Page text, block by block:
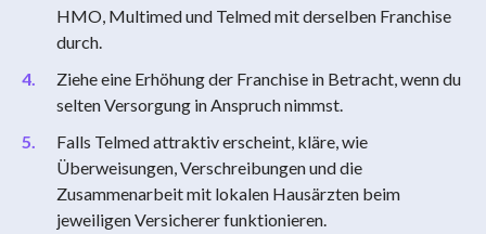
HMO, Multimed und Telmed mit derselben Franchise
durch.
Ziehe eine Erhöhung der Franchise in Betracht, wenn du
selten Versorgung in Anspruch nimmst.
Falls Telmed attraktiv erscheint, kläre, wie
Überweisungen, Verschreibungen und die
Zusammenarbeit mit lokalen Hausärzten beim
jeweiligen Versicherer funktionieren.